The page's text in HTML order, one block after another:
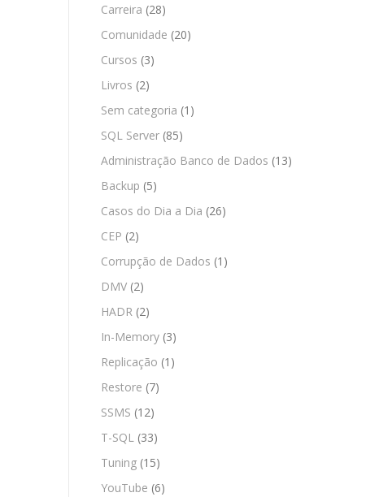
Carreira (28)
Comunidade (20)
Cursos (3)
Livros (2)
Sem categoria (1)
SQL Server (85)
Administração Banco de Dados (13)
Backup (5)
Casos do Dia a Dia (26)
CEP (2)
Corrupção de Dados (1)
DMV (2)
HADR (2)
In-Memory (3)
Replicação (1)
Restore (7)
SSMS (12)
T-SQL (33)
Tuning (15)
YouTube (6)